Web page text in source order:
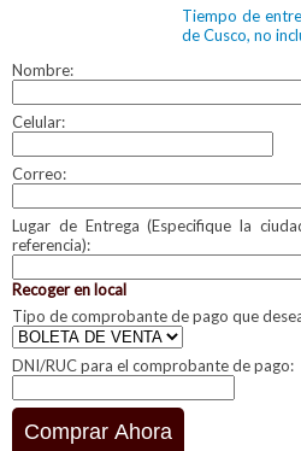
Tiempo de
de Cusco, no
Nombre:
Celular:
Correo:
Lugar de Entrega (Especifique la
referencia):
Recoger en local
Tipo de comprobante de pago que
DNI/RUC para el comprobante de pago: